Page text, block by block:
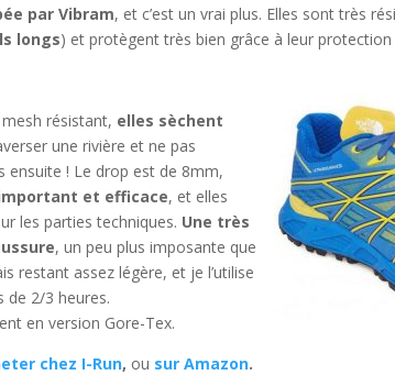
par Vibram, et c’est un vrai plus. Elles sont très
longs) et protègent très bien grâce à leur protection
résistant, elles sèchent
une rivière et ne pas
ensuite ! Le drop est de 8mm,
et efficace, et elles
les parties techniques. Une très
, un peu plus imposante que
restant assez légère, et je l’utilise
de 2/3 heures.
en version Gore-Tex.
chez I-Run, ou sur Amazon.